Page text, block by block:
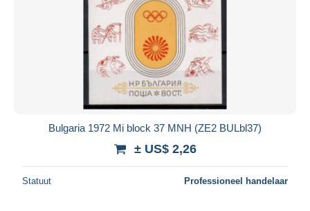
Bulgaria 1972 Mi block 37 MNH (ZE2 BULbl37)
± US$ 2,26
Statuut Professioneel handelaar